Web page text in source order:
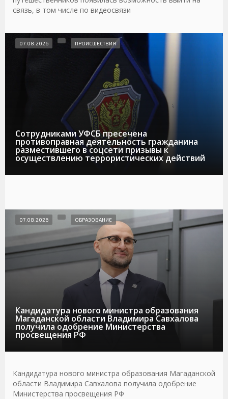
связь, в том числе по видеосвязи
Сотрудниками УФСБ пресечена
противоправная деятельность гражданина
разместившего в соцсети призывы к
осуществлению террористических действий
07.08.2026 ПРОИСШЕСТВИЯ
Кандидатура нового министра образования
Магаданской области Владимира Савхалова
получила одобрение Министерства
просвещения РФ
07.08.2026 ОБРАЗОВАНИЕ
Кандидатура нового министра образования Магаданской
области Владимира Савхалова получила одобрение
Министерства просвещения РФ